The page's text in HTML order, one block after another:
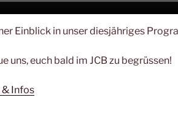
Einblick in unser diesjähriges
uns, euch bald im JCB zu begrüssen!
Infos